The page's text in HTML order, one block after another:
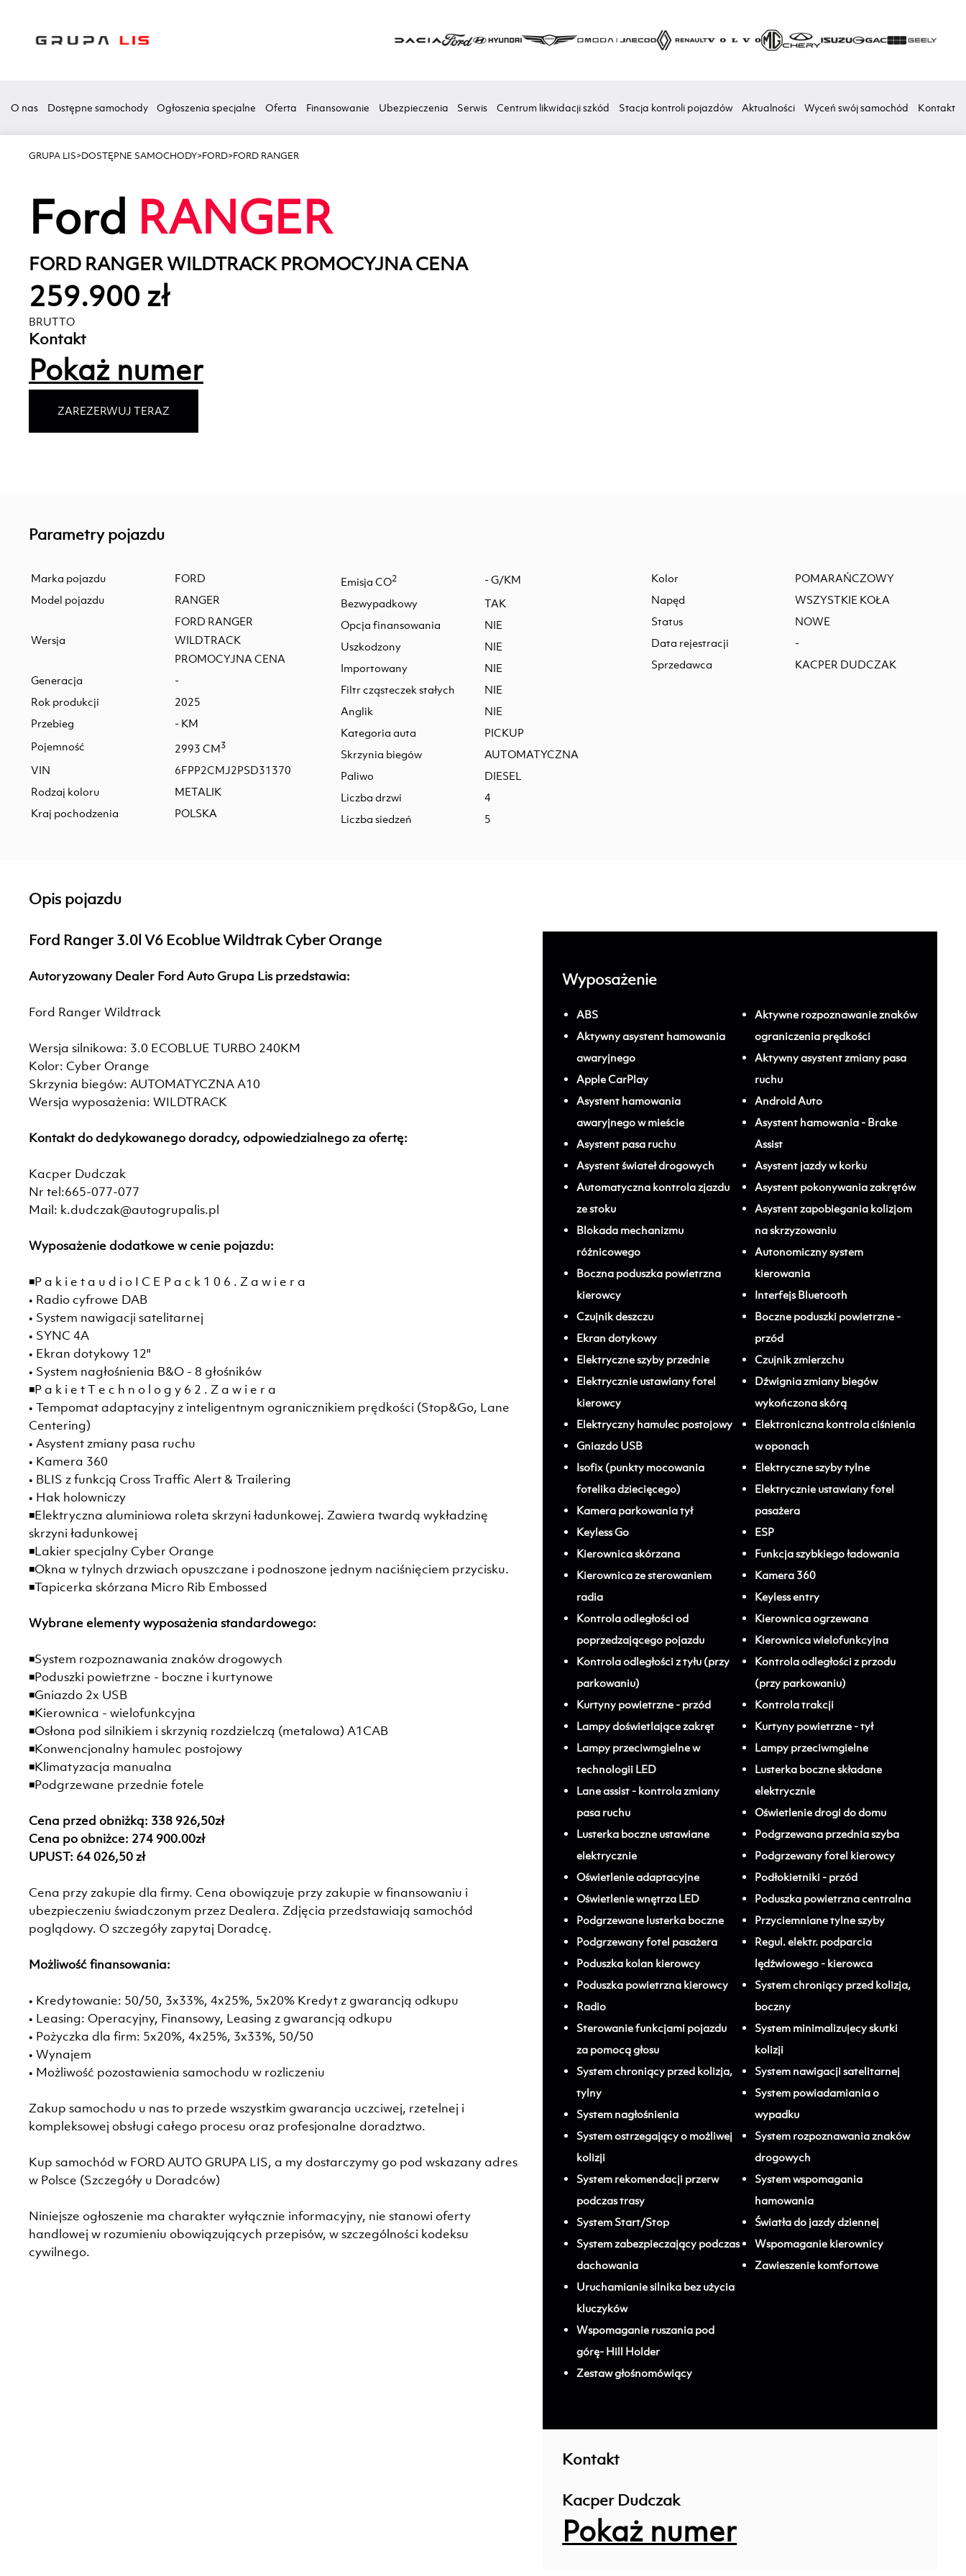
O nas Dostępne samochody Ogłoszenia specjalne Oferta Finansowanie Ubezpieczenia Serwis Centrum likwidacji szkód Stacja kontroli pojazdów Aktualności Wyceń swój samochód Kontakt
GRUPA LIS>DOSTĘPNE SAMOCHODY>FORD>FORD RANGER
Ford RANGER
FORD RANGER WILDTRACK PROMOCYJNA CENA
259.900 zł
BRUTTO
Kontakt
Pokaż numer
ZAREZERWUJ TERAZ
Parametry pojazdu
Marka pojazdu
FORD
Model pojazdu
RANGER
Wersja
FORD RANGER
WILDTRACK
PROMOCYJNA CENA
Generacja
-
Rok produkcji
2025
Przebieg
- KM
Pojemność
2993 CM3
VIN
6FPP2CMJ2PSD31370
Rodzaj koloru
METALIK
Kraj pochodzenia
POLSKA
Emisja CO2
- G/KM
Bezwypadkowy
TAK
Opcja finansowania
NIE
Uszkodzony
NIE
Importowany
NIE
Filtr cząsteczek stałych
NIE
Anglik
NIE
Kategoria auta
PICKUP
Skrzynia biegów
AUTOMATYCZNA
Paliwo
DIESEL
Liczba drzwi
4
Liczba siedzeń
5
Kolor
POMARAŃCZOWY
Napęd
WSZYSTKIE KOŁA
Status
NOWE
Data rejestracji
-
Sprzedawca
KACPER DUDCZAK
Opis pojazdu
Ford Ranger 3.0l V6 Ecoblue Wildtrak Cyber Orange
Autoryzowany Dealer Ford Auto Grupa Lis przedstawia:
Ford Ranger Wildtrack
Wersja silnikowa: 3.0 ECOBLUE TURBO 240KM
Kolor: Cyber Orange
Skrzynia biegów: AUTOMATYCZNA A10
Wersja wyposażenia: WILDTRACK
Kontakt do dedykowanego doradcy, odpowiedzialnego za ofertę:
Kacper Dudczak
Nr tel:665-077-077
Mail: k.dudczak@autogrupalis.pl
Wyposażenie dodatkowe w cenie pojazdu:
◾P a k i e t a u d i o I C E P a c k 1 0 6 . Z a w i e r a
• Radio cyfrowe DAB
• System nawigacji satelitarnej
• SYNC 4A
• Ekran dotykowy 12"
• System nagłośnienia B&O - 8 głośników
◾P a k i e t T e c h n o l o g y 6 2 . Z a w i e r a
• Tempomat adaptacyjny z inteligentnym ogranicznikiem prędkości (Stop&Go, Lane
Centering)
• Asystent zmiany pasa ruchu
• Kamera 360
• BLIS z funkcją Cross Traffic Alert & Trailering
• Hak holowniczy
◾Elektryczna aluminiowa roleta skrzyni ładunkowej. Zawiera twardą wykładzinę
skrzyni ładunkowej
◾Lakier specjalny Cyber Orange
◾Okna w tylnych drzwiach opuszczane i podnoszone jednym naciśnięciem przycisku.
◾Tapicerka skórzana Micro Rib Embossed
Wybrane elementy wyposażenia standardowego:
◾System rozpoznawania znaków drogowych
◾Poduszki powietrzne - boczne i kurtynowe
◾Gniazdo 2x USB
◾Kierownica - wielofunkcyjna
◾Osłona pod silnikiem i skrzynią rozdzielczą (metalowa) A1CAB
◾Konwencjonalny hamulec postojowy
◾Klimatyzacja manualna
◾Podgrzewane przednie fotele
Cena przed obniżką: 338 926,50zł
Cena po obniżce: 274 900.00zł
UPUST: 64 026,50 zł
Cena przy zakupie dla firmy. Cena obowiązuje przy zakupie w finansowaniu i
ubezpieczeniu świadczonym przez Dealera. Zdjęcia przedstawiają samochód
poglądowy. O szczegóły zapytaj Doradcę.
Możliwość finansowania:
• Kredytowanie: 50/50, 3x33%, 4x25%, 5x20% Kredyt z gwarancją odkupu
• Leasing: Operacyjny, Finansowy, Leasing z gwarancją odkupu
• Pożyczka dla firm: 5x20%, 4x25%, 3x33%, 50/50
• Wynajem
• Możliwość pozostawienia samochodu w rozliczeniu
Zakup samochodu u nas to przede wszystkim gwarancja uczciwej, rzetelnej i
kompleksowej obsługi całego procesu oraz profesjonalne doradztwo.
Kup samochód w FORD AUTO GRUPA LIS, a my dostarczymy go pod wskazany adres
w Polsce (Szczegóły u Doradców)
Niniejsze ogłoszenie ma charakter wyłącznie informacyjny, nie stanowi oferty
handlowej w rozumieniu obowiązujących przepisów, w szczególności kodeksu
cywilnego.
Wyposażenie
ABS
Aktywny asystent hamowania
awaryjnego
Apple CarPlay
Asystent hamowania
awaryjnego w mieście
Asystent pasa ruchu
Asystent świateł drogowych
Automatyczna kontrola zjazdu
ze stoku
Blokada mechanizmu
różnicowego
Boczna poduszka powietrzna
kierowcy
Czujnik deszczu
Ekran dotykowy
Elektryczne szyby przednie
Elektrycznie ustawiany fotel
kierowcy
Elektryczny hamulec postojowy
Gniazdo USB
Isofix (punkty mocowania
fotelika dziecięcego)
Kamera parkowania tył
Keyless Go
Kierownica skórzana
Kierownica ze sterowaniem
radia
Kontrola odległości od
poprzedzającego pojazdu
Kontrola odległości z tyłu (przy
parkowaniu)
Kurtyny powietrzne - przód
Lampy doświetlające zakręt
Lampy przeciwmgielne w
technologii LED
Lane assist - kontrola zmiany
pasa ruchu
Lusterka boczne ustawiane
elektrycznie
Oświetlenie adaptacyjne
Oświetlenie wnętrza LED
Podgrzewane lusterka boczne
Podgrzewany fotel pasażera
Poduszka kolan kierowcy
Poduszka powietrzna kierowcy
Radio
Sterowanie funkcjami pojazdu
za pomocą głosu
System chroniący przed kolizja,
tylny
System nagłośnienia
System ostrzegający o możliwej
kolizji
System rekomendacji przerw
podczas trasy
System Start/Stop
System zabezpieczający podczas
dachowania
Uruchamianie silnika bez użycia
kluczyków
Wspomaganie ruszania pod
górę- Hill Holder
Zestaw głośnomówiący
Aktywne rozpoznawanie znaków
ograniczenia prędkości
Aktywny asystent zmiany pasa
ruchu
Android Auto
Asystent hamowania - Brake
Assist
Asystent jazdy w korku
Asystent pokonywania zakrętów
Asystent zapobiegania kolizjom
na skrzyzowaniu
Autonomiczny system
kierowania
Interfejs Bluetooth
Boczne poduszki powietrzne -
przód
Czujnik zmierzchu
Dźwignia zmiany biegów
wykończona skórą
Elektroniczna kontrola ciśnienia
w oponach
Elektryczne szyby tylne
Elektrycznie ustawiany fotel
pasażera
ESP
Funkcja szybkiego ładowania
Kamera 360
Keyless entry
Kierownica ogrzewana
Kierownica wielofunkcyjna
Kontrola odległości z przodu
(przy parkowaniu)
Kontrola trakcji
Kurtyny powietrzne - tył
Lampy przeciwmgielne
Lusterka boczne składane
elektrycznie
Oświetlenie drogi do domu
Podgrzewana przednia szyba
Podgrzewany fotel kierowcy
Podłokietniki - przód
Poduszka powietrzna centralna
Przyciemniane tylne szyby
Regul. elektr. podparcia
lędźwiowego - kierowca
System chroniący przed kolizja,
boczny
System minimalizujecy skutki
kolizji
System nawigacji satelitarnej
System powiadamiania o
wypadku
System rozpoznawania znaków
drogowych
System wspomagania
hamowania
Światła do jazdy dziennej
Wspomaganie kierownicy
Zawieszenie komfortowe
Kontakt
Kacper Dudczak
Pokaż numer